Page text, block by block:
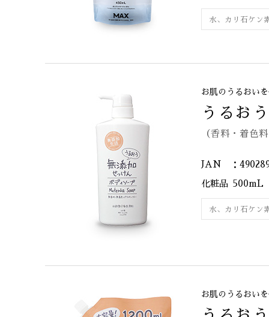
水、カリ石ケン
お肌のうるおい
うるお
（香料・着色
JAN ：
化粧品 500mL
水、カリ石ケン
お肌のうるおい